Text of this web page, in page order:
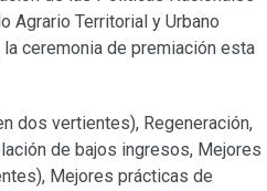
Agrario Territorial y Urbano
ceremonia de premiación esta
dos vertientes), Regeneración,
de bajos ingresos, Mejores
Mejores prácticas de